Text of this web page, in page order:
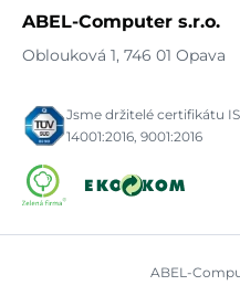
ABEL-Computer s.r.o.
Oblouková 1, 746 01 Opava
Jsme držitelé certifikátu
14001:2016, 9001:2016
ABEL-